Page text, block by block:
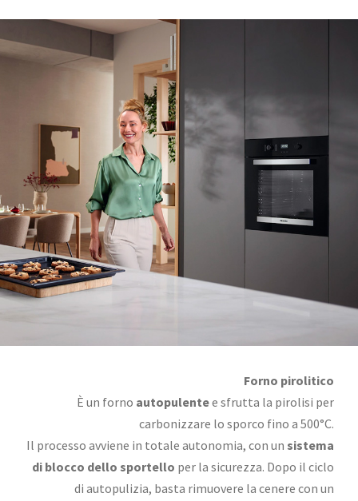
Forno pirolitico
È un forno autopulentee sfrutta la pirolisi per
carbonizzare lo sporco fino a 500°C.
Il processo avviene in totale autonomia, con un sistema
di blocco dello sportello per la sicurezza. Dopo il ciclo
di autopulizia, basta rimuovere la cenere con un